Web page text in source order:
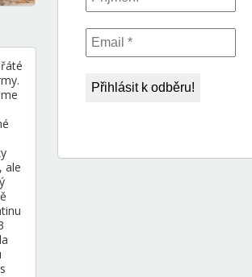
ale